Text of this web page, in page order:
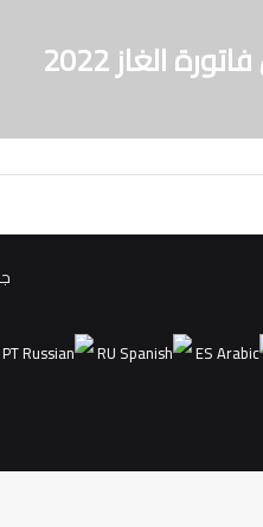
الغاز 2022
PT RU
ES